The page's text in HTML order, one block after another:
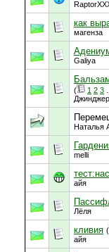
как
магенза
Galiya
( 1 2 3
Джинджер
Наталья
melli
айя
Лёля
кливия (
айя